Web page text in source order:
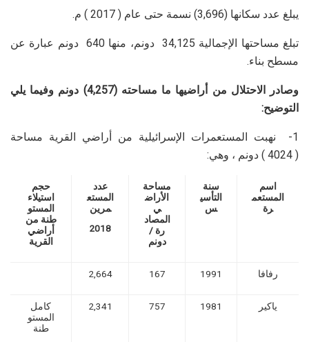
يبلغ عدد سكانها (3,696) نسمة حتى عام ( 2017 ) م.
تبلغ مساحتها الإجمالية 34,125 دونم، منها 640 دونم عبارة عن
مسطح بناء.
وصادر الاحتلال من أراضيها ما مساحته (4,257) دونم وفيما يلي
التوضيح:
1- نهبت المستعمرات الإسرائيلية من أراضي القرية مساحة
( 4024 ) دونم ، وهي:
اسم
المستعم
رة
سنة
التأسي
س
مساحة
الأراض
ي
المصاد
رة /
دونم
عدد
المستع
مرين
2018
حجم
استيلاء
المستو
طنة من
أراضي
القرية
رفافا 1991
167
2,664
ياكير 1981
757
2,341
كامل
المستو
طنة